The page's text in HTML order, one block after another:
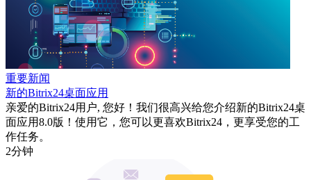
重要新闻
新的Bitrix24桌面应用
亲爱的Bitrix24用户, 您好！我们很高兴给您介绍新的Bitrix24桌
面应用8.0版！使用它，您可以更喜欢Bitrix24，更享受您的工
作任务。
2分钟